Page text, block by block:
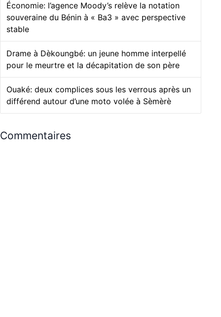
Économie: l’agence Moody’s relève la notation
souveraine du Bénin à « Ba3 » avec perspective
stable
Drame à Dèkoungbé: un jeune homme interpellé
pour le meurtre et la décapitation de son père
Ouaké: deux complices sous les verrous après un
différend autour d’une moto volée à Sèmèrè
Commentaires